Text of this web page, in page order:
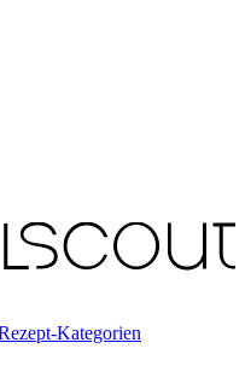
Kategorien